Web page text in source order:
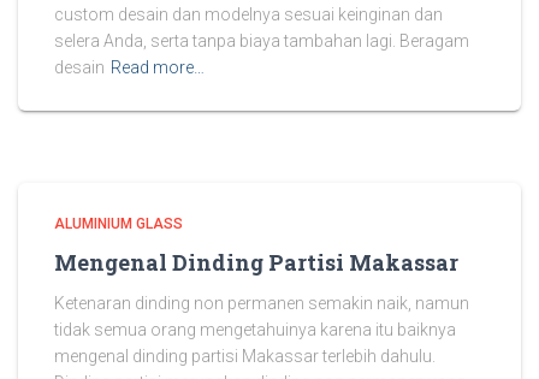
custom desain dan modelnya sesuai keinginan dan
selera Anda, serta tanpa biaya tambahan lagi. Beragam
desain Read more…
ALUMINIUM GLASS
Mengenal Dinding Partisi Makassar
Ketenaran dinding non permanen semakin naik, namun
tidak semua orang mengetahuinya karena itu baiknya
mengenal dinding partisi Makassar terlebih dahulu.